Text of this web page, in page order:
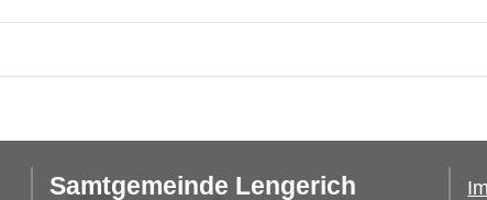
Samtgemeinde Lengerich